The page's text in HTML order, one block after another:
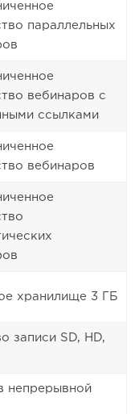
параллельных
вебинаров с
ссылками
вебинаров
хранилище 3 ГБ
записи SD, HD,
непрерывной